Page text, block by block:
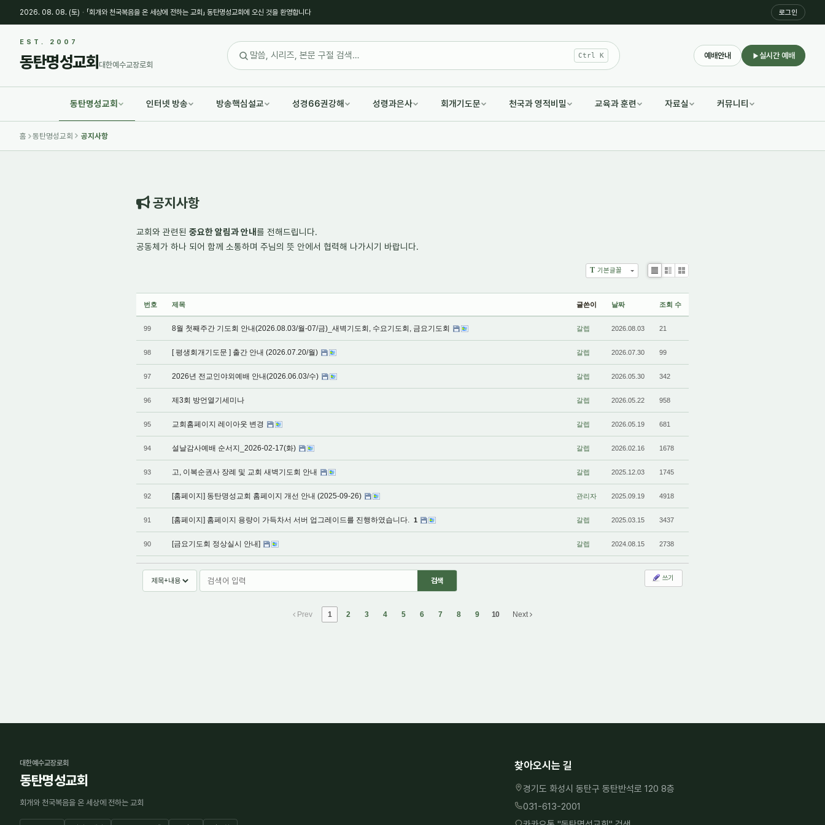
2026. 08. 08. (토) · 「회개와 천국복음을 온 세상에 전하는 교회」 동탄명성교회에 오신 것을 환영합니다 로그인
EST. 2007
동탄명성교회 대한예수교장로회
Ctrl K 예배안내 실시간 예배
동탄명성교회 인터넷 방송 방송핵심설교 성경66권강해 성령과은사 회개기도문 천국과 영적비밀 교육과 훈련 자료실 커뮤니티
홈 동탄명성교회 공지사항
공지사항
교회와 관련된 중요한 알림과 안내를 전해드립니다.
공동체가 하나 되어 함께 소통하며 주님의 뜻 안에서 협력해 나가시기 바랍니다.
T 기본글꼴
List Zine
번호 제목 글쓴이 날짜 조회 수
99 8월 첫째주간 기도회 안내(2026.08.03/월-07/금)_새벽기도회, 수요기도회, 금요기도회 갈렙 2026.08.03 21
98 [ 평생회개기도문 ] 출간 안내 (2026.07.20/월) 갈렙 2026.07.30 99
97 2026년 전교인야외예배 안내(2026.06.03/수) 갈렙 2026.05.30 342
96 제3회 방언열기세미나 갈렙 2026.05.22 958
95 교회홈페이지 레이아웃 변경 갈렙 2026.05.19 681
94 설날감사예배 순서지_2026-02-17(화) 갈렙 2026.02.16 1678
93 고, 이복순권사 장례 및 교회 새벽기도회 안내 갈렙 2025.12.03 1745
92 [홈페이지] 동탄명성교회 홈페이지 개선 안내 (2025-09-26) 관리자 2025.09.19 4918
91 [홈페이지] 홈페이지 용량이 가득차서 서버 업그레이드를 진행하였습니다. 1 갈렙 2025.03.15 3437
90 [금요기도회 정상실시 안내] 갈렙 2024.08.15 2738
쓰기
Prev 1 2 3 4 5 6 7 8 9 10 Next
대한예수교장로회
동탄명성교회
회개와 천국복음을 온 세상에 전하는 교회
찾아오시는 길
경기도 화성시 동탄구 동탄반석로 120 8층
031-613-2001
Sketchbook5, 스케치북5
Sketchbook5, 스케치북5
Sketchbook5, 스케치북5
Sketchbook5, 스케치북5